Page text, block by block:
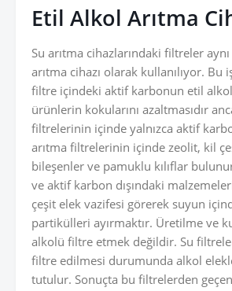
Etil Alkol Arıtma
Su arıtma cihazlarındaki filtreler
arıtma cihazı olarak kullanılıyor. Bu
filtre içindeki aktif karbonun etil
ürünlerin kokularını azaltmasıdır
filtrelerinin içinde yalnızca aktif
arıtma filtrelerinin içinde zeolit, kil
bileşenler ve pamuklu kılıflar
ve aktif karbon dışındaki
çeşit elek vazifesi görerek suyun
partikülleri ayırmaktır. Üretilme ve
alkolü filtre etmek değildir. Su
filtre edilmesi durumunda alkol
tutulur. Sonuçta bu filtrelerden